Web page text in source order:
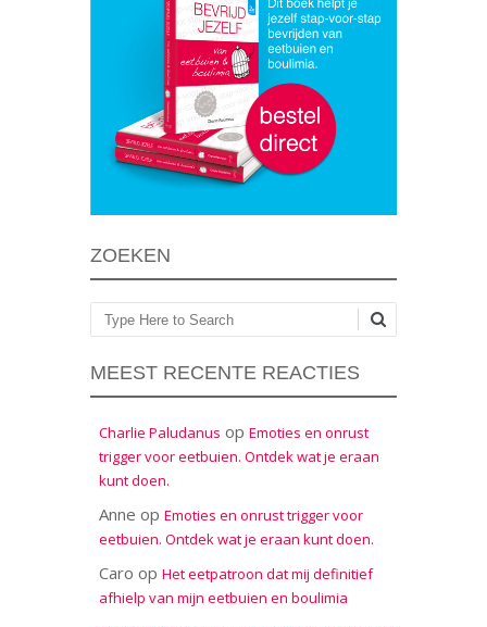
ZOEKEN
Zoeken
MEEST RECENTE REACTIES
Charlie Paludanus op Emoties en onrust
trigger voor eetbuien. Ontdek wat je eraan
kunt doen.
Anne op Emoties en onrust trigger voor
eetbuien. Ontdek wat je eraan kunt doen.
Caro op Het eetpatroon dat mij definitief
afhielp van mijn eetbuien en boulimia